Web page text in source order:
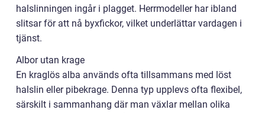
halslinningen ingår i plagget. Herrmodeller har ibland
slitsar för att nå byxfickor, vilket underlättar vardagen i
tjänst.
Albor utan krage
En kraglös alba används ofta tillsammans med löst
halslin eller pibekrage. Denna typ upplevs ofta flexibel,
särskilt i sammanhang där man växlar mellan olika